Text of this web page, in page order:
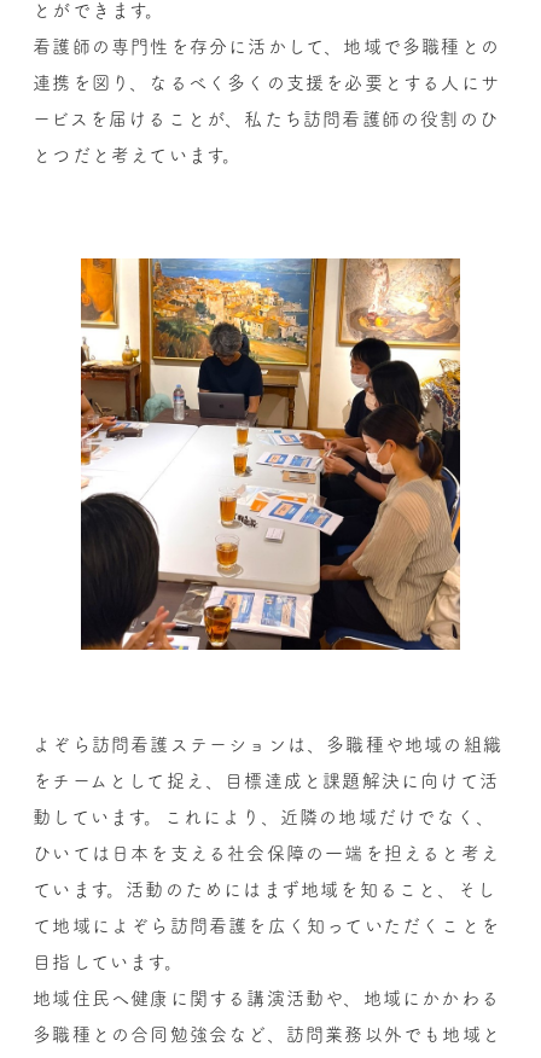
とができます。
看護師の専門性を存分に活かして、地域で多職種との
連携を図り、なるべく多くの支援を必要とする人にサ
ービスを届けることが、私たち訪問看護師の役割のひ
とつだと考えています。
よぞら訪問看護ステーションは、多職種や地域の組織
をチームとして捉え、目標達成と課題解決に向けて活
動しています。これにより、近隣の地域だけでなく、
ひいては日本を支える社会保障の一端を担えると考え
ています。活動のためにはまず地域を知ること、そし
て地域によぞら訪問看護を広く知っていただくことを
目指しています。
地域住民へ健康に関する講演活動や、地域にかかわる
多職種との合同勉強会など、訪問業務以外でも地域と